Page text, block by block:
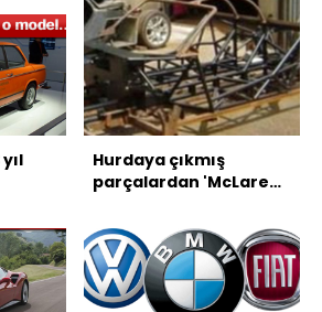
Hurdaya çıkmış
parçalardan 'McLaren'